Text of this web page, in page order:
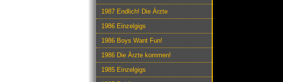
1987 Endlich! Die Ärzte
1986 Einzelgigs
1986 Boys Want Fun!
1986 Die Ärzte kommen!
1985 Einzelgigs